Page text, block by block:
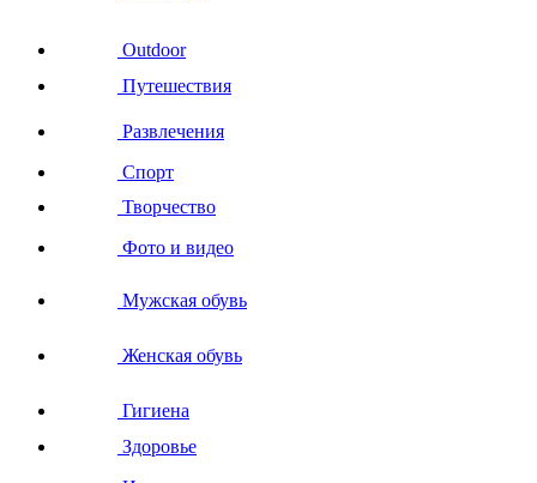
Outdoor
Путешествия
Развлечения
Спорт
Творчество
Фото и видео
Мужская обувь
Женская обувь
Гигиена
Здоровье